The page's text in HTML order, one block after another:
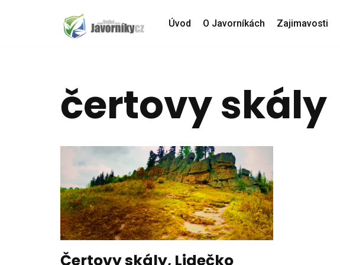
Úvod O Javorníkách Zajimavosti
čertovy skály
Čertovy skály, Lidečko